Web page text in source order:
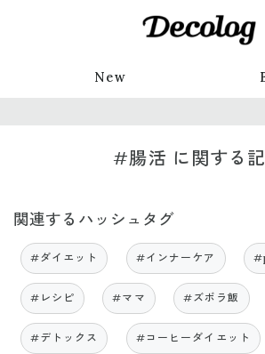
New
#腸活 に関する
関連するハッシュタグ
#ダイエット #インナーケア
#レシピ #ママ #ズボラ飯
#デトックス #コーヒーダイエット